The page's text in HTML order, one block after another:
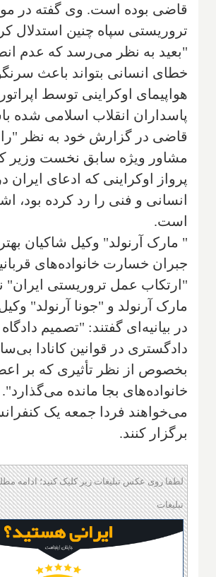
قاضی بوده است. وی گفته در
تروریستی سپاه چنین استدلال
"بعید به نظر می‌رسد که عدم
خطای انسانی بتواند باعث
هواپیمای اوکراینی توسط
پاسداران انقلاب اسلامی شده
قاضی در گزارش خود به نظر
مشاور ویژه سابق نخست وزیر
پرواز اوکراینی که ادعای ایران
انسانی و فنی را رد کرده بود،
است.
" مارک آرنولد" وکیل شاکیان
جبران خسارت خانواده‌های
"ارتکاب عمل تروریستی ایران"
مارک آرنولد و "جونا آرنولد"
در بیانیه‌ای گفتند: "تصمیم
دادگستری در قوانین کانادا
بخصوص از نظر تأثیری که بر
خانواده‌های بجا مانده
می‌خواهند فردا جمعه یک
برگزار کنند.
لطفا روی عکس تبلیغات زیر کلیک کنید؛ ادامه
تبلیغات